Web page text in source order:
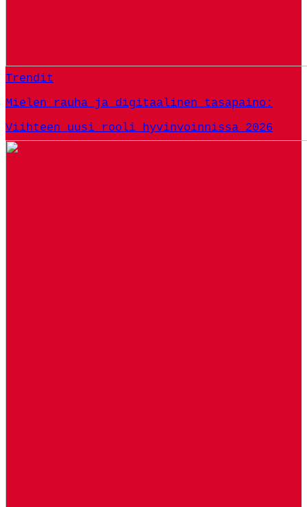
Trendit
Mielen rauha ja digitaalinen tasapaino:
Viihteen uusi rooli hyvinvoinnissa 2026